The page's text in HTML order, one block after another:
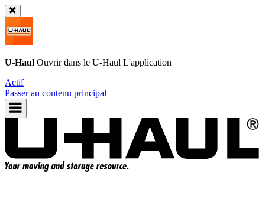
U-Haul Ouvrir dans le U-Haul L'application
Actif
Passer au contenu principal